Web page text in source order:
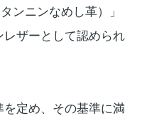
ンニンなめし革）」
ザーとして認められ
を定め、その基準に満